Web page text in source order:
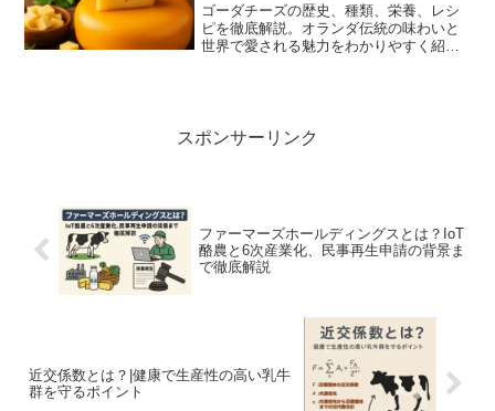
ゴーダチーズの歴史、種類、栄養、レシ
ピを徹底解説。オランダ伝統の味わいと
世界で愛される魅力をわかりやすく紹介
スポンサーリンク
ファーマーズホールディングスとは？IoT
酪農と6次産業化、民事再生申請の背景ま
で徹底解説
近交係数とは？|健康で生産性の高い乳牛
群を守るポイント